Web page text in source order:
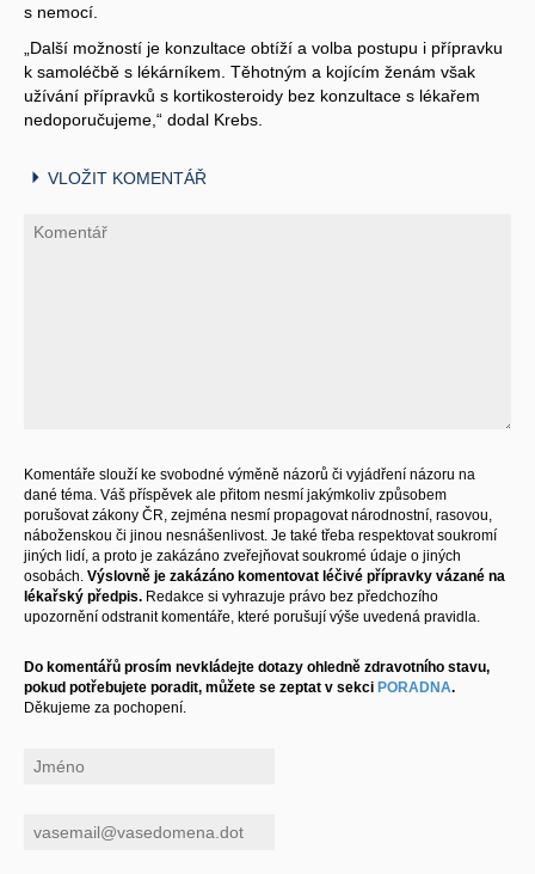
s nemocí.
„Další možností je konzultace obtíží a volba postupu i přípravku
k samoléčbě s lékárníkem. Těhotným a kojícím ženám však
užívání přípravků s kortikosteroidy bez konzultace s lékařem
nedoporučujeme,“ dodal Krebs.
VLOŽIT KOMENTÁŘ
Komentáře slouží ke svobodné výměně názorů či vyjádření názoru na
dané téma. Váš příspěvek ale přitom nesmí jakýmkoliv způsobem
porušovat zákony ČR, zejména nesmí propagovat národnostní, rasovou,
náboženskou či jinou nesnášenlivost. Je také třeba respektovat soukromí
jiných lidí, a proto je zakázáno zveřejňovat soukromé údaje o jiných
osobách. Výslovně je zakázáno komentovat léčivé přípravky vázané na
lékařský předpis. Redakce si vyhrazuje právo bez předchozího
upozornění odstranit komentáře, které porušují výše uvedená pravidla.
Do komentářů prosím nevkládejte dotazy ohledně zdravotního stavu,
pokud potřebujete poradit, můžete se zeptat v sekci PORADNA.
Děkujeme za pochopení.